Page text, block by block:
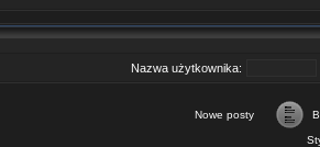
Nazwa użytkownika:
Nowe posty